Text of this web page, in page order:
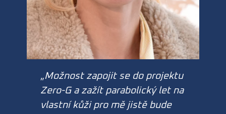
„Možnost zapojit se do projektu
Zero-G a zažít parabolický let na
vlastní kůži pro mě jistě bude